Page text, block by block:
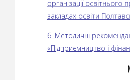
організації
закладах освіти
6. Методичні
«Підприємництво і